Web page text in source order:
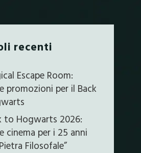
fine
recenti
Escape Room:
promozioni per il Back
to Hogwarts 2026:
cinema per i 25 anni
Filosofale”